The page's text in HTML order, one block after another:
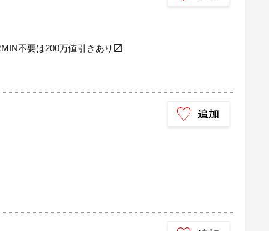
不要は200万値引きあり〼